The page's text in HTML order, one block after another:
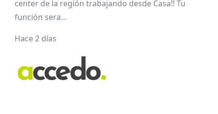
center de la región trabajando desde Casa!! Tu
función sera…
Hace 2 días